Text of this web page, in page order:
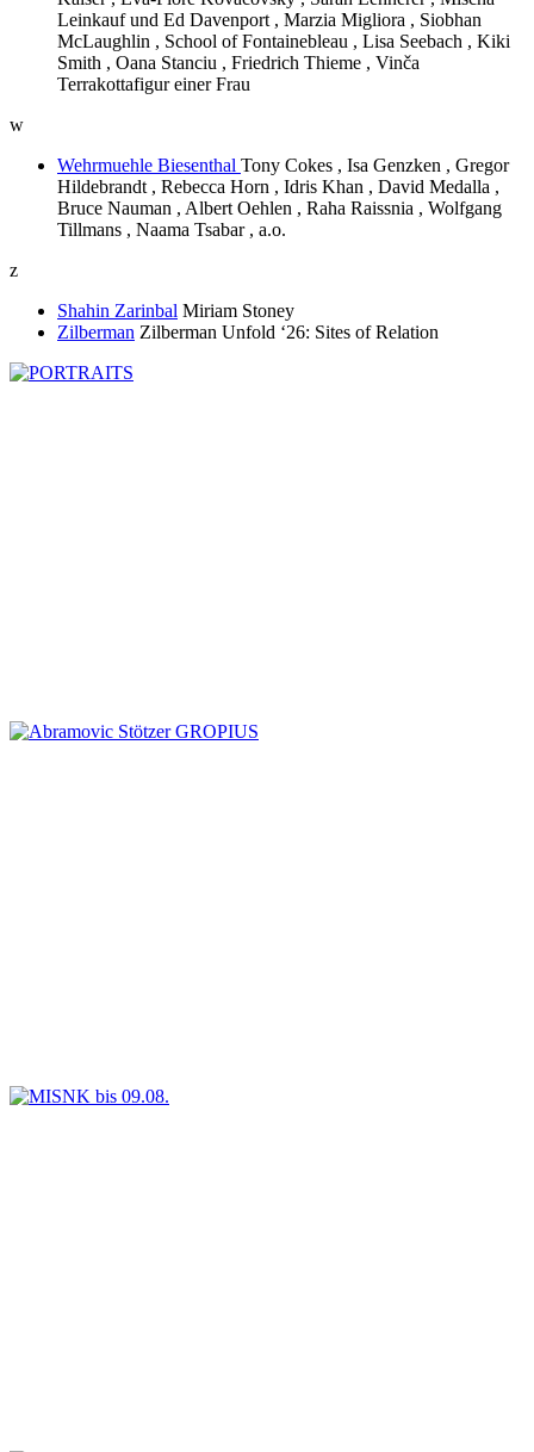
Leinkauf und Ed Davenport , Marzia Migliora , Siobhan
McLaughlin , School of Fontainebleau , Lisa Seebach , Kiki
Smith , Oana Stanciu , Friedrich Thieme , Vinča
Terrakottafigur einer Frau
w
Wehrmuehle Biesenthal Tony Cokes , Isa Genzken , Gregor
Hildebrandt , Rebecca Horn , Idris Khan , David Medalla ,
Bruce Nauman , Albert Oehlen , Raha Raissnia , Wolfgang
Tillmans , Naama Tsabar , a.o.
z
Shahin Zarinbal Miriam Stoney
Zilberman Zilberman Unfold ‘26: Sites of Relation